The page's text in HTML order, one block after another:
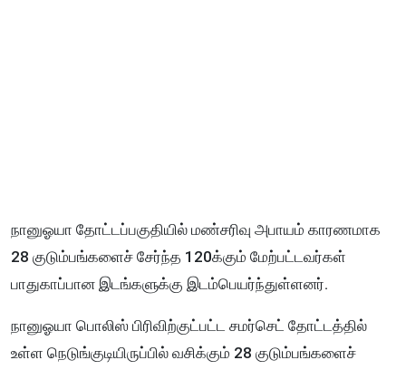
நானுஓயா தோட்டப்பகுதியில் மண்சரிவு அபாயம் காரணமாக
28 குடும்பங்களைச் சேர்ந்த 120க்கும் மேற்பட்டவர்கள்
பாதுகாப்பான இடங்களுக்கு இடம்பெயர்ந்துள்ளனர்.
நானுஓயா பொலிஸ் பிரிவிற்குட்பட்ட சமர்செட் தோட்டத்தில்
உள்ள நெடுங்குடியிருப்பில் வசிக்கும் 28 குடும்பங்களைச்